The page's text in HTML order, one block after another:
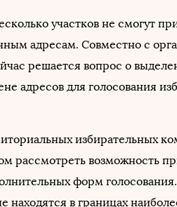
участков не смогут
адресам. Совместно с
решается вопрос о
адресов для голосования
избирательных
рассмотреть возможность
форм
находятся в границах